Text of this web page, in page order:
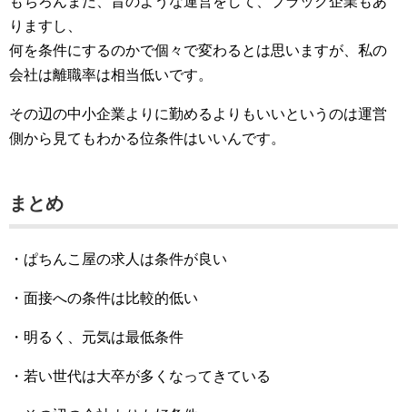
りますし、
何を条件にするのかで個々で変わるとは思いますが、私の
会社は離職率は相当低いです。
その辺の中小企業よりに勤めるよりもいいというのは運営
側から見てもわかる位条件はいいんです。
まとめ
・ぱちんこ屋の求人は条件が良い
・面接への条件は比較的低い
・明るく、元気は最低条件
・若い世代は大卒が多くなってきている